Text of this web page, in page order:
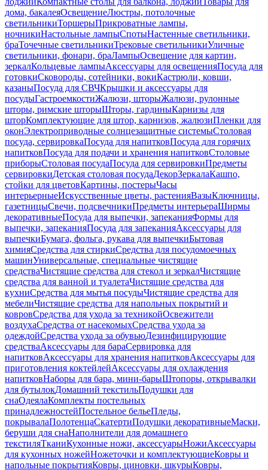
дома, бакалеяОсвещениеЛюстры, потолочные
светильникиТоршерыПрикроватные лампы,
ночникиНастольные лампыСпотыНастенные светильники,
браТочечные светильникиТрековые светильникиУличные
светильники, фонари, браЛампыОсвещение для картин,
зеркалКольцевые лампыАксессуары для освещенияПосуда для
готовкиСковороды, сотейники, вокиКастрюли, ковши,
казаныПосуда для СВЧКрышки и аксессуары для
посудыГастроемкостиЖалюзи, шторыЖалюзи, рулонные
шторы, римские шторыШторы, гардиныКарнизы для
шторКомплектующие для штор, карнизов, жалюзиПленки для
оконЭлектроприводные солнцезащитные системыСтоловая
посуда, сервировкаПосуда для напитковПосуда для горячих
напитковПосуда для подачи и хранения напитковСтоловые
приборыСтоловая посудаПосуда для сервировкиПредметы
сервировкиДетская столовая посудаДекорЗеркалаКашпо,
стойки для цветовКартины, постерыЧасы
интерьерныеИскусственные цветы, растенияВазыКлючницы,
газетницыСвечи, подсвечникиПредметы интерьераШирмы
декоративныеПосуда для выпечки, запеканияФормы для
выпечки, запеканияПосуда для запеканияАксессуары для
выпечкиБумага, фольга, рукава для выпечкиБытовая
химияСредства для стиркиСредства для посудомоечных
машинУниверсальные, специальные чистящие
средстваЧистящие средства для стекол и зеркалЧистящие
средства для ванной и туалетаЧистящие средства для
кухниСредства для мытья посудыЧистящие средства для
мебелиЧистящие средства для напольных покрытий и
ковровСредства для ухода за техникойОсвежители
воздухаСредства от насекомыхСредства ухода за
одеждойСредства ухода за обувьюДезинфицирующие
средстваАксессуары для бараСервировка для
напитковАксессуары для хранения напитковАксессуары для
приготовления коктейлейАксессуары для охлаждения
напитковНаборы для бара, мини-барыШтопоры, открывалки
для бутылокДомашний текстильПодушки для
снаОдеялаКомплекты постельных
принадлежностейПостельное бельеПледы,
покрывалаПолотенцаСкатертиПодушки декоративныеМаски,
беруши для снаНаполнители для домашнего
текстиляТканиКухонные ножи, аксессуарыНожиАксессуары
для кухонных ножейНожеточки и комплектующиеКовры и
напольные покрытияКовры, циновки, шкурыКовры,